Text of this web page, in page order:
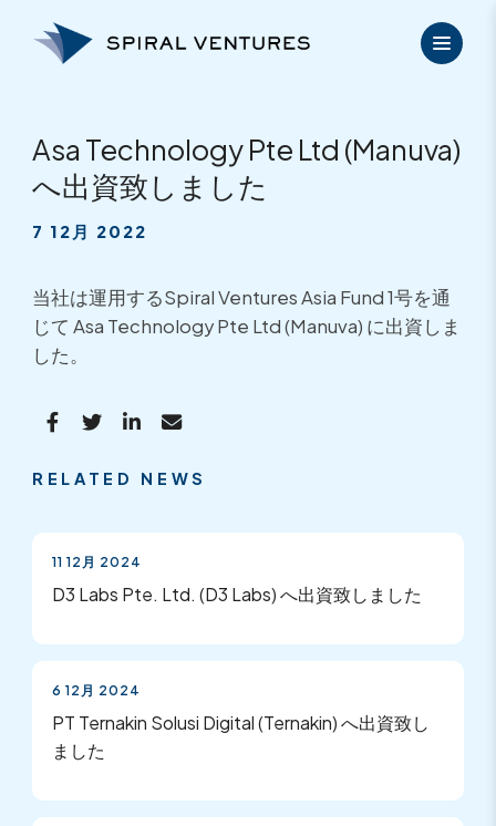
Asa Technology Pte Ltd (Manuva)
へ出資致しました
7 12月 2022
当社は運用するSpiral Ventures Asia Fund 1号を通
じて Asa Technology Pte Ltd (Manuva) に出資しま
した。
RELATED NEWS
11 12月 2024
D3 Labs Pte. Ltd. (D3 Labs) へ出資致しました
6 12月 2024
PT Ternakin Solusi Digital (Ternakin) へ出資致し
ました